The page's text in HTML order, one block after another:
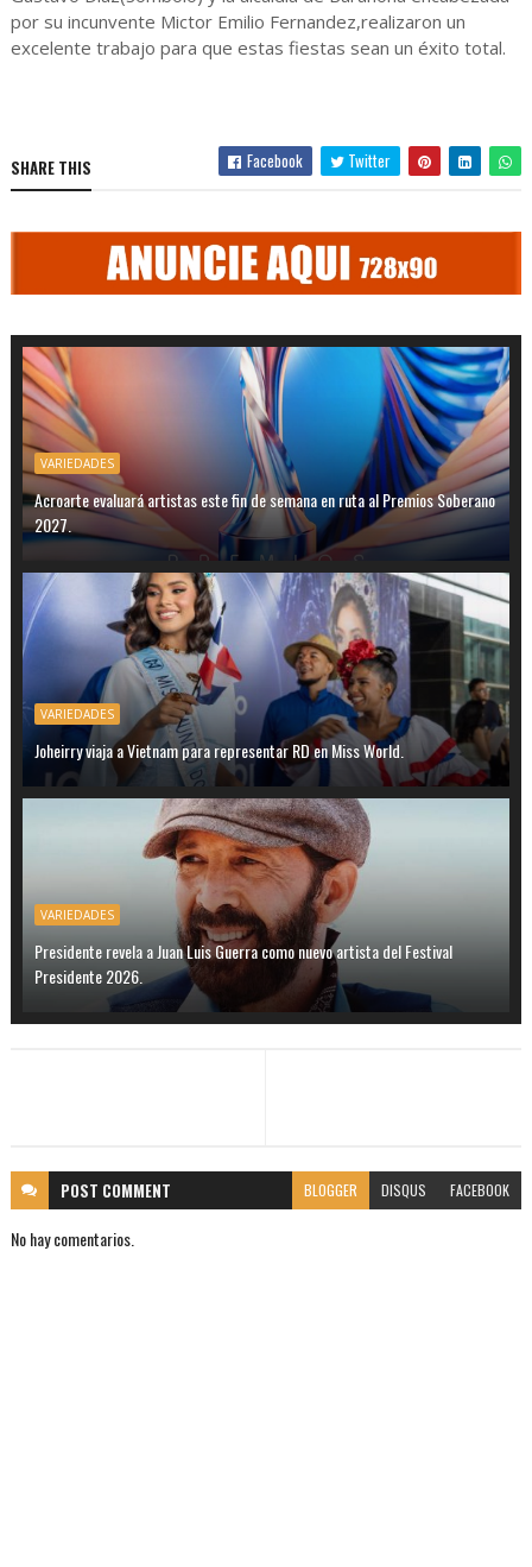
por su incunvente Mictor Emilio Fernandez,realizaron un
excelente trabajo para que estas fiestas sean un éxito total.
SHARE THIS Facebook Twitter
VARIEDADES
Acroarte evaluará artistas este fin de semana en ruta al Premios Soberano
2027.
VARIEDADES
Joheirry viaja a Vietnam para representar RD en Miss World.
VARIEDADES
Presidente revela a Juan Luis Guerra como nuevo artista del Festival
Presidente 2026.
POST COMMENT BLOGGER DISQUS FACEBOOK
No hay comentarios.